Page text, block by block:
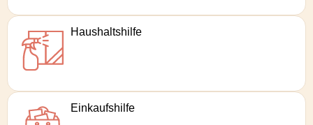
Haushalts­hilfe
Einkaufs­hilfe